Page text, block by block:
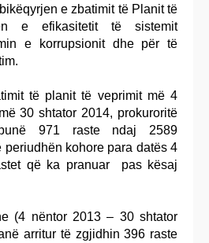
e zbatimit të Planit të
e efikasitetit të sistemit
e korrupsionit dhe për të
të planit të veprimit më 4
30 shtator 2014, prokuroritë
971 raste ndaj 2589
periudhën kohore para datës 4
që ka pranuar pas kësaj
(4 nëntor 2013 – 30 shtator
arritur të zgjidhin 396 raste